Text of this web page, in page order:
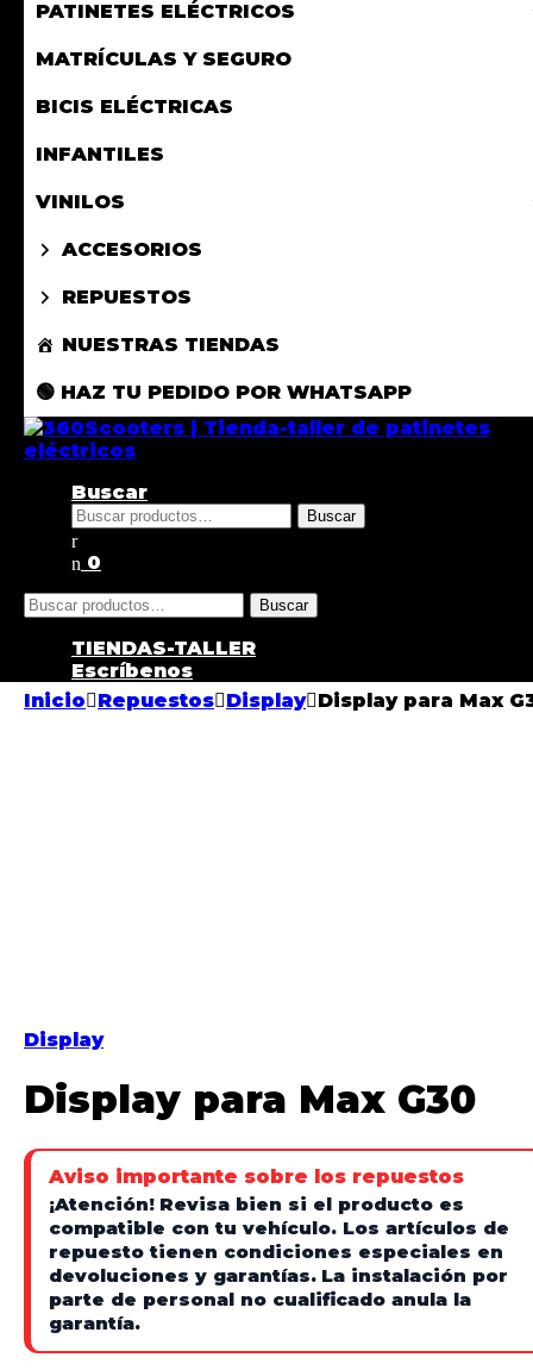
PATINETES ELÉCTRICOS
MATRÍCULAS Y SEGURO
BICIS ELÉCTRICAS
INFANTILES
VINILOS
ACCESORIOS
REPUESTOS
NUESTRAS TIENDAS
🟢 HAZ TU PEDIDO POR WHATSAPP
Buscar
Buscar
0
Buscar
TIENDAS-TALLER
Escríbenos
Inicio
Repuestos Display Display para Max
Display
Display para Max G30
Aviso importante sobre los repuestos
¡Atención! Revisa bien si el producto es
compatible con tu vehículo. Los artículos de
repuesto tienen condiciones especiales en
devoluciones y garantías. La instalación por
parte de personal no cualificado anula la
garantía.